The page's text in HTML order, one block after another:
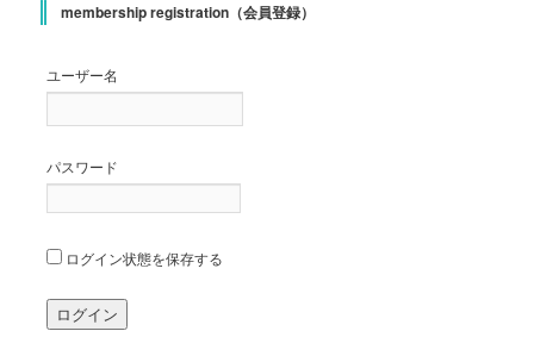
membership registration（会員登録）
ユーザー名
パスワード
ログイン状態を保存する